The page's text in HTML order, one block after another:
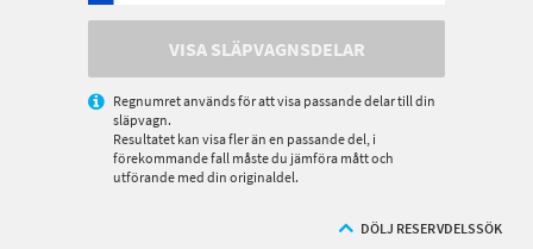
VISA SLÄPVAGNSDELAR
Regnumret används för att visa passande delar till din
släpvagn.
Resultatet kan visa fler än en passande del, i
förekommande fall måste du jämföra mått och
utförande med din originaldel.
DÖLJ RESERVDELSSÖK